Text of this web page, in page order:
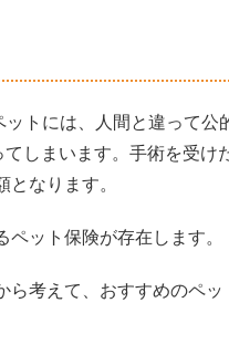
トには、人間と違って公
しまいます。手術を受
なります。
ット保険が存在します。
考えて、おすすめのペ